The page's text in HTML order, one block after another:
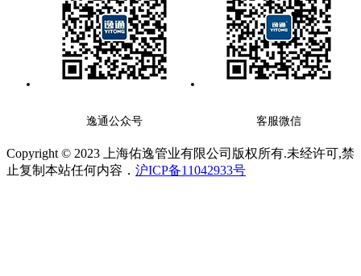
逸通公众号 客服微信
Copyright © 2023 上海佑逸管业有限公司版权所有.未经许可,禁
止复制本站任何内容． 沪ICP备11042933号